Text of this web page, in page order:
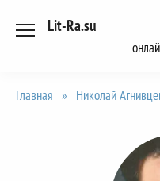
Lit-Ra.su
Главная » Николай